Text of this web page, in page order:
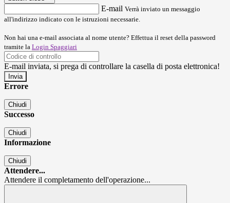
E-mail Verrà inviato un messaggio
all'indirizzo indicato con le istruzioni necessarie.
Non hai una e-mail associata al nome utente? Effettua il reset della password
tramite la Login Spaggiari
E-mail inviata, si prega di controllare la casella di posta elettronica!
Errore
Chiudi
Successo
Chiudi
Informazione
Chiudi
Attendere...
Attendere il completamento dell'operazione...